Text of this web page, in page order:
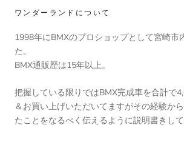
ワンダーランドについて
1998年にBMXのプロショップとして宮崎市
た。
BMX通販歴は15年以上。
把握している限りではBMX完成車を合計で
＆お買い上げいただいてますがその経験か
たことをなるべく伝えるように説明書きして